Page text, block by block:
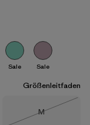
Sale Sale
Größenleitfaden
Größe
M